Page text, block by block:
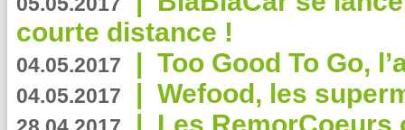
courte distance !
04.05.2017 | Too Good To Go,
04.05.2017 | Wefood, les